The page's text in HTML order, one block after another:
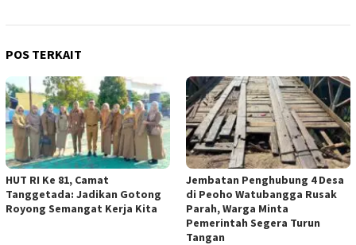
POS TERKAIT
HUT RI Ke 81, Camat
Tanggetada: Jadikan Gotong
Royong Semangat Kerja Kita
Jembatan Penghubung 4 Desa
di Peoho Watubangga Rusak
Parah, Warga Minta
Pemerintah Segera Turun
Tangan